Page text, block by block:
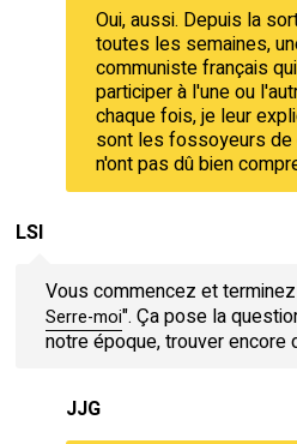
Oui, aussi. Depuis la
toutes les semaines,
communiste français
participer à l'une ou
chaque fois, je leur
sont les fossoyeurs
n'ont pas dû bien
LSI
Vous commencez et
Serre-moi". Ça pose la
notre époque, trouver encore
JJG